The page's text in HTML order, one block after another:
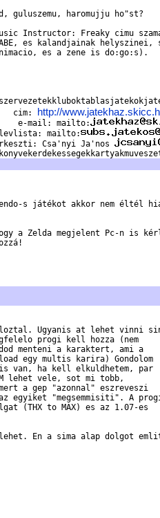
haromujju ho"st?
Instructor: Freaky cimu
es kalandjainak helyszinei,
es a zene is do:go:s).
http://
mail: mailto:
levlista: mailto:
Csa'nyi Ja'nos
s játékot akkor nem éltél
a Zelda megjelent Pc-n is
Ugyanis at lehet vinni
progi kell hozza (nem
menteni a karaktert, ami a
egy multis karira) Gondolom
is van, ha kell elkuldhetem, par
lehet vele, sot mi tobb,
a gep "azonnal" eszreveszi
egyiket "megsemmisiti". A
(THX to MAX) es az 1.07-es
En a sima alap dolgot